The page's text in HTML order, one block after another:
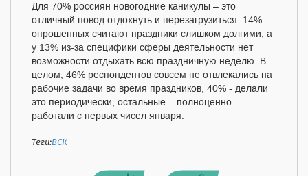
Для 70% россиян новогодние каникулы – это
отличный повод отдохнуть и перезагрузиться. 14%
опрошенных считают праздники слишком долгими, а
у 13% из-за специфики сферы деятельности нет
возможности отдыхать всю праздничную неделю. В
целом, 46% респондентов совсем не отвлекались на
рабочие задачи во время праздников, 40% - делали
это периодически, остальные – полноценно
работали с первых чисел января.
Теги:ВСК